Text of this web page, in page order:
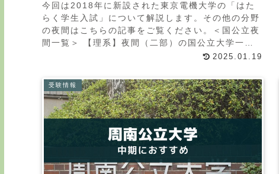
今回は2018年に新設された東京電機大学の「はた
らく学生入試」について解説します。その他の分野
の夜間はこちらの記事をご覧ください。＜国公立夜
間一覧＞ 【理系】夜間（二部）の国公立大学一覧
【経済系】夜間（二部）の国公立大学一覧 【法
2025.01.19
受験情報